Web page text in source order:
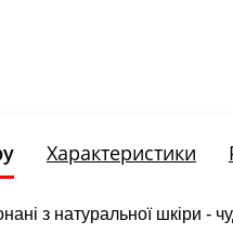
Характеристики
з натуральної шкіри -